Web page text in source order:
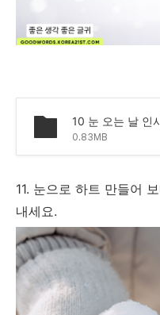
10 눈 오는 날 인
0.83MB
11. 눈으로 하트 만들어
내세요.